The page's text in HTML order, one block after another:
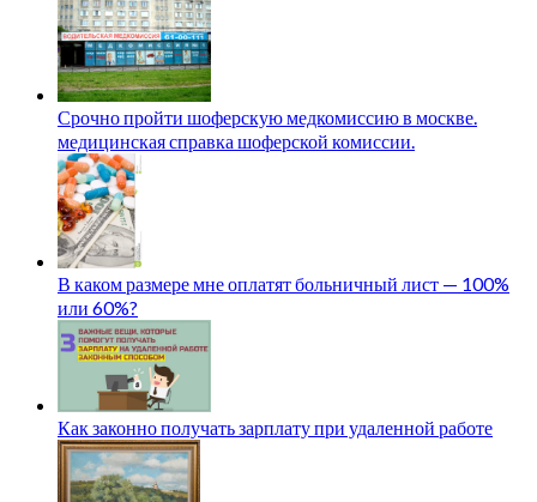
Срочно пройти шоферскую медкомиссию в москве.
медицинская справка шоферской комиссии.
В каком размере мне оплатят больничный лист — 100%
или 60%?
Как законно получать зарплату при удаленной работе